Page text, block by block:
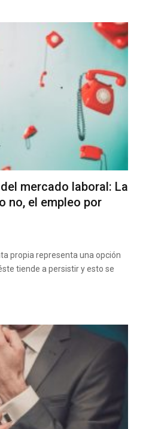
mercado laboral: La
no, el empleo por
propia representa una opción
tiende a persistir y esto se